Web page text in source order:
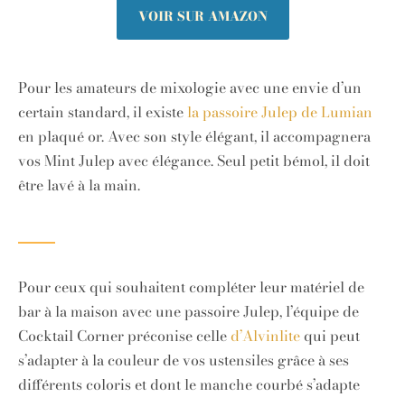
VOIR SUR AMAZON
Pour les amateurs de mixologie avec une envie d’un
certain standard, il existela passoire Julep de Lumian
en plaqué or. Avec son style élégant, il accompagnera
vos Mint Julep avec élégance. Seul petit bémol, il doit
être lavé à la main.
Pour ceux qui souhaitent compléter leur matériel de
bar à la maison avec une passoire Julep, l’équipe de
Cocktail Corner préconise celled’Alvinlitequi peut
s’adapter à la couleur de vos ustensiles grâce à ses
différents coloris et dont le manche courbé s’adapte